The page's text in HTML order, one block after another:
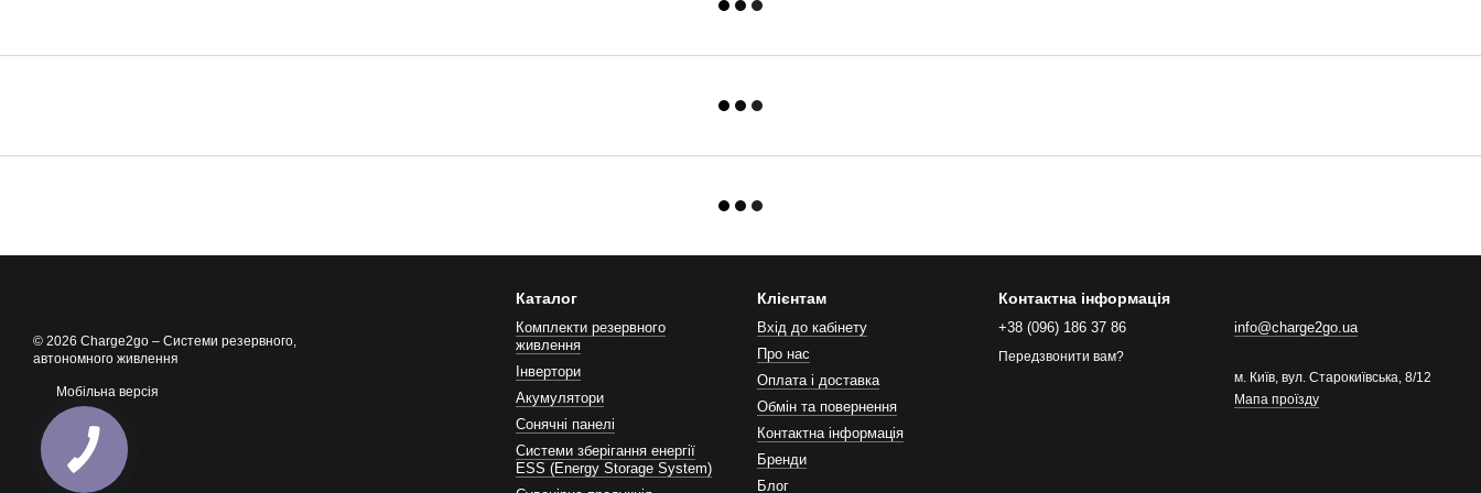
© 2026 Charge2go – Cистеми резервного,
автономного живлення
Мобільна версія
Каталог
Комплекти резервного
живлення
Інвертори
Акумулятори
Сонячні панелі
Системи зберігання енергії
ESS (Energy Storage System)
Клієнтам
Вхід до кабінету
Про нас
Оплата і доставка
Обмін та повернення
Контактна інформація
Бренди
Блог
Контактна інформація
+38 (096) 186 37 86
Передзвонити вам?
info@charge2go.ua
м. Київ, вул. Старокиївська, 8/12
Мапа проїзду